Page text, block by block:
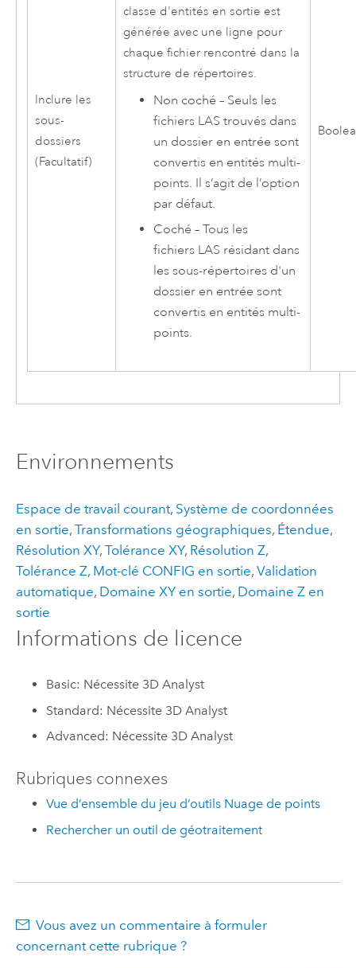
Inclure les
sous-
dossiers
(Facultatif)
classe d'entités en sortie est
générée avec une ligne pour
chaque fichier rencontré dans la
structure de répertoires.
Non coché – Seuls les
fichiers LAS trouvés dans
un dossier en entrée sont
convertis en entités multi-
points. Il s’agit de l’option
par défaut.
Coché – Tous les
fichiers LAS résidant dans
les sous-répertoires d'un
dossier en entrée sont
convertis en entités multi-
points.
Environnements
Espace de travail courant, Système de coordonnées
en sortie, Transformations géographiques, Étendue,
Résolution XY, Tolérance XY, Résolution Z,
Tolérance Z, Mot-clé CONFIG en sortie, Validation
automatique, Domaine XY en sortie, Domaine Z en
sortie
Informations de licence
Basic: Nécessite 3D Analyst
Standard: Nécessite 3D Analyst
Advanced: Nécessite 3D Analyst
Rubriques connexes
Vue d’ensemble du jeu d’outils Nuage de points
Rechercher un outil de géotraitement
Vous avez un commentaire à formuler
concernant cette rubrique ?